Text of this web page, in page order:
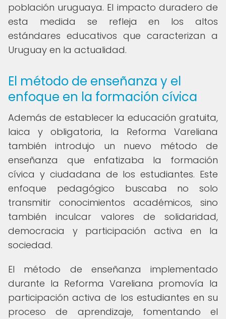
población uruguaya. El impacto duradero de
esta medida se refleja en los altos
estándares educativos que caracterizan a
Uruguay en la actualidad.
El método de enseñanza y el
enfoque en la formación cívica
Además de establecer la educación gratuita,
laica y obligatoria, la Reforma Vareliana
también introdujo un nuevo método de
enseñanza que enfatizaba la formación
cívica y ciudadana de los estudiantes. Este
enfoque pedagógico buscaba no solo
transmitir conocimientos académicos, sino
también inculcar valores de solidaridad,
democracia y participación activa en la
sociedad.
El método de enseñanza implementado
durante la Reforma Vareliana promovía la
participación activa de los estudiantes en su
proceso de aprendizaje, fomentando el